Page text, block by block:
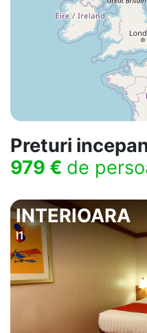
Preturi
979 € de
INTERIOARA
I1